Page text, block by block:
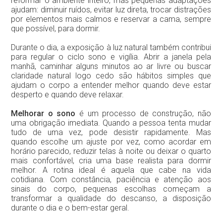
ajudam: diminuir ruídos, evitar luz direta, trocar distrações
por elementos mais calmos e reservar a cama, sempre
que possível, para dormir.
Durante o dia, a exposição à luz natural também contribui
para regular o ciclo sono e vigília. Abrir a janela pela
manhã, caminhar alguns minutos ao ar livre ou buscar
claridade natural logo cedo são hábitos simples que
ajudam o corpo a entender melhor quando deve estar
desperto e quando deve relaxar.
Melhorar o sono é um processo de construção, não
uma obrigação imediata. Quando a pessoa tenta mudar
tudo de uma vez, pode desistir rapidamente. Mas
quando escolhe um ajuste por vez, como acordar em
horário parecido, reduzir telas à noite ou deixar o quarto
mais confortável, cria uma base realista para dormir
melhor. A rotina ideal é aquela que cabe na vida
cotidiana. Com constância, paciência e atenção aos
sinais do corpo, pequenas escolhas começam a
transformar a qualidade do descanso, a disposição
durante o dia e o bem-estar geral.